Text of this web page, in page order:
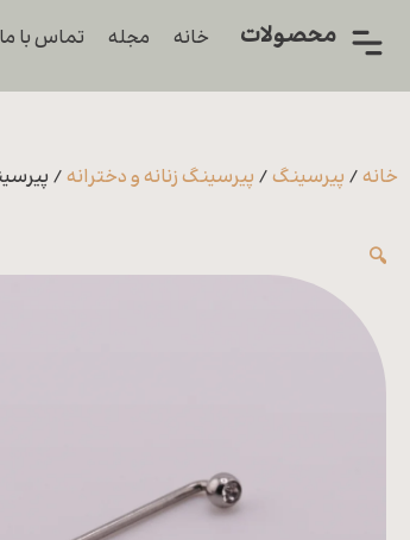
محصولات
زیورآلات
ورشو
محصولات خانه مجله تماس با ما
خانه/ پیرسینگ/ پیرسینگ زنانه و دخترانه/
🔍